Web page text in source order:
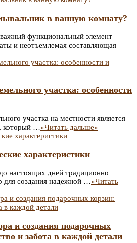
в ванную комнату?
функциональный элемент
и неотъемлемая составляющая
участка: особенности
участка на местности является
который …«Читать дальше»
характеристики
настоящих дней традиционно
для создания надежной …«Читать
и создания подарочных
и забота в каждой детали